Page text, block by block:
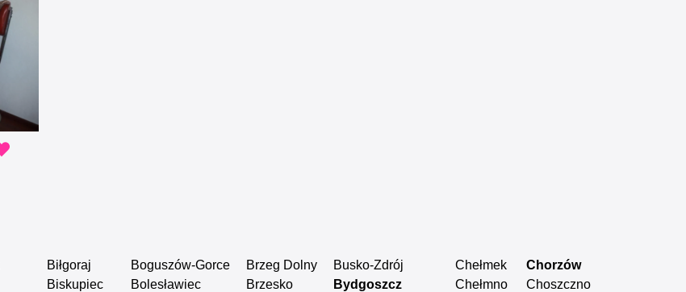
Biłgoraj
Biskupiec
Boguszów-Gorce
Bolesławiec
Brzeg Dolny
Brzesko
Busko-Zdrój
Bydgoszcz
Chełmek
Chełmno
Chorzów
Choszczno